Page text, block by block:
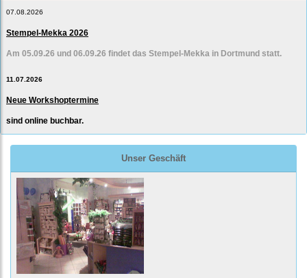
07.08.2026
Stempel-Mekka 2026
Am 05.09.26 und 06.09.26 findet das Stempel-Mekka in Dortmund statt.
11.07.2026
Neue Workshoptermine
sind online buchbar.
Unser Geschäft